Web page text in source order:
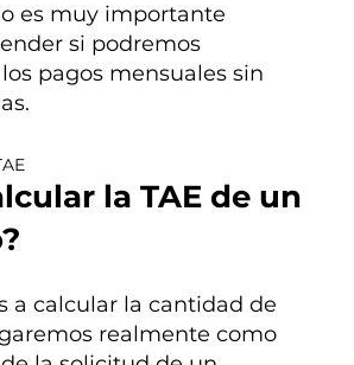
la TAE de un
a calcular la cantidad de
realmente como
es muy importante
si podremos
pagos mensuales sin